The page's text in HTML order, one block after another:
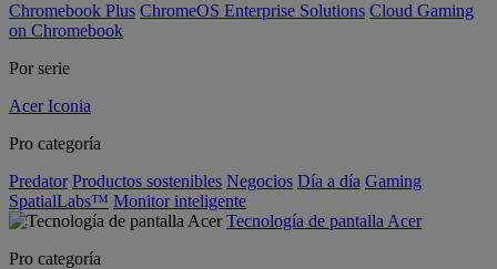
Chromebook Plus ChromeOS Enterprise Solutions Cloud Gaming
on Chromebook
Por serie
Acer Iconia
Pro categoría
Predator Productos sostenibles Negocios Día a día Gaming
SpatialLabs™ Monitor inteligente
Tecnología de pantalla Acer
Pro categoría